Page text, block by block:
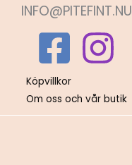
INFO@PITEFINT.NU
Köpvillkor
Om oss och vår butik